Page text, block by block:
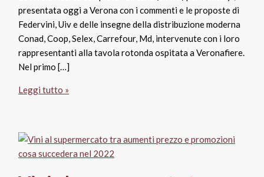
presentata oggi a Verona con i commenti e le proposte di
Federvini, Uiv e delle insegne della distribuzione moderna
Conad, Coop, Selex, Carrefour, Md, intervenute con i loro
rappresentanti alla tavola rotonda ospitata a Veronafiere.
Nel primo […]
La
Vinitaly
2023:
primo
trimestre
Leggi tutto »